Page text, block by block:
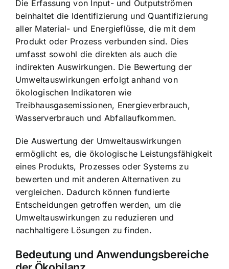
Die Erfassung von Input- und Outputströmen
beinhaltet die Identifizierung und Quantifizierung
aller Material- und Energieflüsse, die mit dem
Produkt oder Prozess verbunden sind. Dies
umfasst sowohl die direkten als auch die
indirekten Auswirkungen. Die Bewertung der
Umweltauswirkungen erfolgt anhand von
ökologischen Indikatoren wie
Treibhausgasemissionen, Energieverbrauch,
Wasserverbrauch und Abfallaufkommen.
Die Auswertung der Umweltauswirkungen
ermöglicht es, die ökologische Leistungsfähigkeit
eines Produkts, Prozesses oder Systems zu
bewerten und mit anderen Alternativen zu
vergleichen. Dadurch können fundierte
Entscheidungen getroffen werden, um die
Umweltauswirkungen zu reduzieren und
nachhaltigere Lösungen zu finden.
Bedeutung und Anwendungsbereiche